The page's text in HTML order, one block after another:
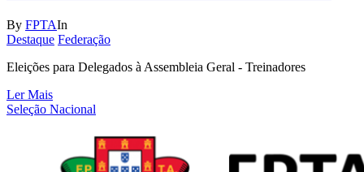
By FPTAIn
Destaque Federação
Eleições para Delegados à Assembleia Geral - Treinadores
Ler Mais
Seleção Nacional